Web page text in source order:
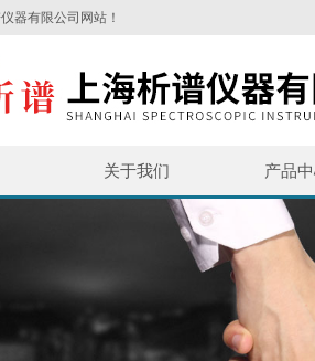
器有限公司网站！
关于我们 产品